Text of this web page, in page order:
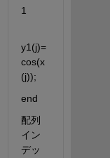
1
y1(j)=
cos(x
(j));
end
配列
イン
デッ